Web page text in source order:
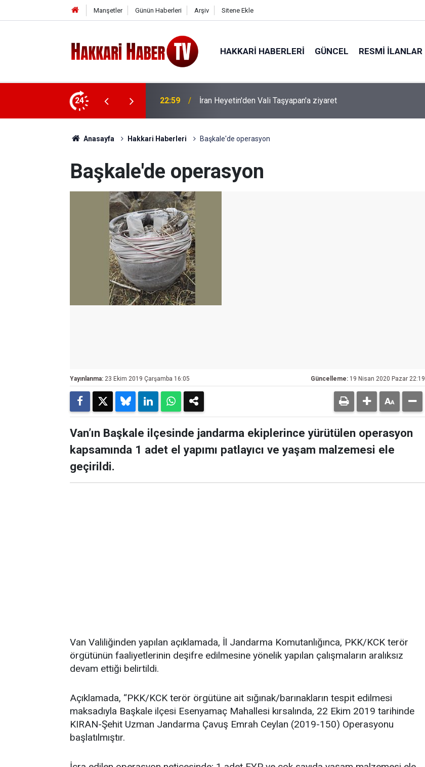
Manşetler Günün Haberleri Arşiv Sitene Ekle
HAKKARI HABERLERI GÜNCEL RESMI İLANLAR
24 22:53 İran Sınırında 7 Kilo 720 Gram Eroin ele geçirildi
Anasayfa Hakkari Haberleri Başkale'de operasyon
Başkale'de operasyon
Yayınlanma: 23 Ekim 2019 Çarşamba 16:05 Güncelleme: 19 Nisan 2020 Pazar 22:19
Van’ın Başkale ilçesinde jandarma ekiplerince yürütülen operasyon
kapsamında 1 adet el yapımı patlayıcı ve yaşam malzemesi ele
geçirildi.
Van Valiliğinden yapılan açıklamada, İl Jandarma Komutanlığınca, PKK/KCK terör
örgütünün faaliyetlerinin deşifre edilmesine yönelik yapılan çalışmaların aralıksız
devam ettiği belirtildi.
Açıklamada, “PKK/KCK terör örgütüne ait sığınak/barınakların tespit edilmesi
maksadıyla Başkale ilçesi Esenyamaç Mahallesi kırsalında, 22 Ekim 2019 tarihinde
KIRAN-Şehit Uzman Jandarma Çavuş Emrah Ceylan (2019-150) Operasyonu
başlatılmıştır.